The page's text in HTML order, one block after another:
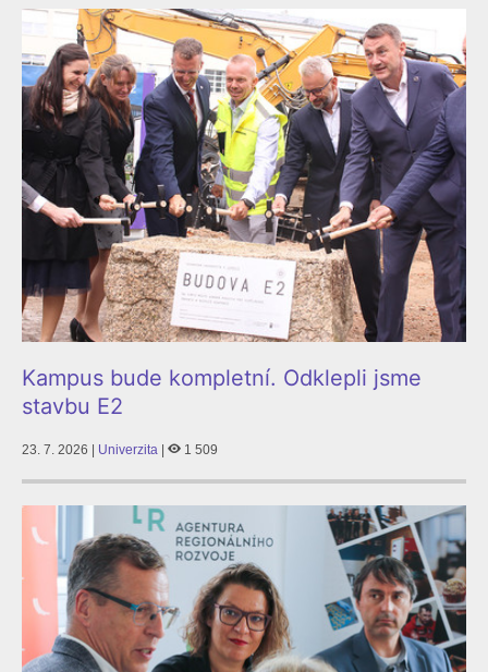
Kampus bude kompletní. Odklepli jsme
stavbu E2
23. 7. 2026 | Univerzita 1 509